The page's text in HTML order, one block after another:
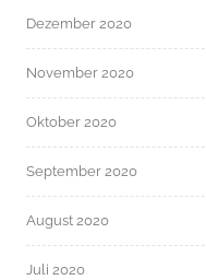
Dezember 2020
November 2020
Oktober 2020
September 2020
August 2020
Juli 2020